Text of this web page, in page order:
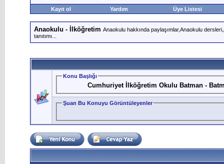
Kayıt ol Yardım Üye Listesi
Anaokulu - İlköğretim Anaokulu hakkında paylaşımlar,Anaokulu
tanıtımı...
Konu Başlığı
Cumhuriyet İlköğretim Okulu Batman -
Şuan Bu Konuyu Görüntüleyenler